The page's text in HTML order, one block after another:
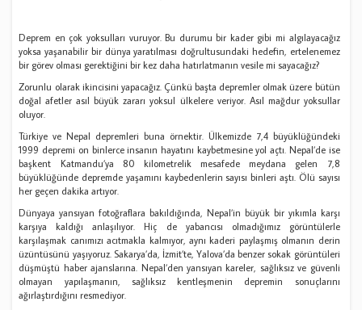
Deprem en çok yoksulları vuruyor. Bu durumu bir kader gibi mi algılayacağız
yoksa yaşanabilir bir dünya yaratılması doğrultusundaki hedefin, ertelenemez
bir görev olması gerektiğini bir kez daha hatırlatmanın vesile mi sayacağız?
Zorunlu olarak ikincisini yapacağız. Çünkü başta depremler olmak üzere bütün
doğal afetler asıl büyük zararı yoksul ülkelere veriyor. Asıl mağdur yoksullar
oluyor.
Türkiye ve Nepal depremleri buna örnektir. Ülkemizde 7,4 büyüklüğündeki
1999 depremi on binlerce insanın hayatını kaybetmesine yol açtı. Nepal’de ise
başkent Katmandu’ya 80 kilometrelik mesafede meydana gelen 7,8
büyüklüğünde depremde yaşamını kaybedenlerin sayısı binleri aştı. Ölü sayısı
her geçen dakika artıyor.
Dünyaya yansıyan fotoğraflara bakıldığında, Nepal’in büyük bir yıkımla karşı
karşıya kaldığı anlaşılıyor. Hiç de yabancısı olmadığımız görüntülerle
karşılaşmak canımızı acıtmakla kalmıyor, aynı kaderi paylaşmış olmanın derin
üzüntüsünü yaşıyoruz. Sakarya’da, İzmit’te, Yalova’da benzer sokak görüntüleri
düşmüştü haber ajanslarına. Nepal’den yansıyan kareler, sağlıksız ve güvenli
olmayan yapılaşmanın, sağlıksız kentleşmenin depremin sonuçlarını
ağırlaştırdığını resmediyor.